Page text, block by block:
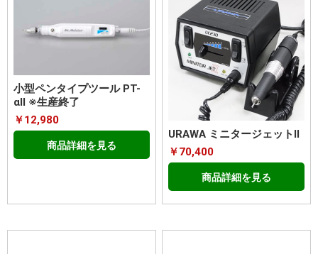
小型ペンタイプツール PT-
αⅡ ※生産終了
￥12,980
商品詳細を見る
URAWA ミニタージェットⅡ
￥70,400
商品詳細を見る